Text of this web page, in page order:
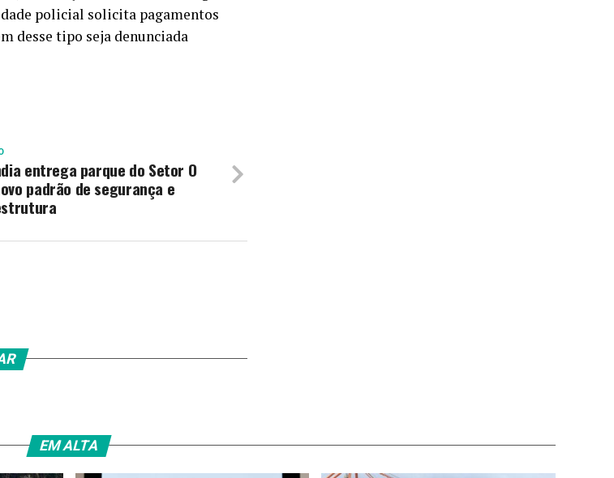
policial solicita pagamentos
desse tipo seja denunciada
entrega parque do Setor O
padrão de segurança e
EM ALTA